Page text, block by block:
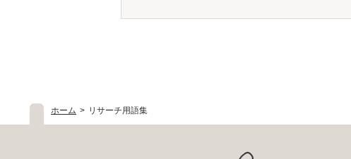
ホーム リサーチ用語集